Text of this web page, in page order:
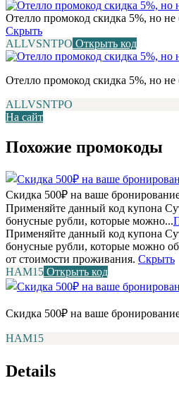
Отелло промокод скидка 5%, но не
Скрыть
ALLVSNTPO Открыть код
Отелло промокод скидка 5%, но не
ALLVSNTPO
На сайт
Похожие промокоды
Скидка 500₽ на ваше
Применяйте данный код купона
бонусные рубли, которые можно...
Применяйте данный код купона
бонусные рубли, которые можно
от стоимости проживания. Скрыть
НАМ15 Открыть код
Скидка 500₽ на ваше
НАМ15
Details